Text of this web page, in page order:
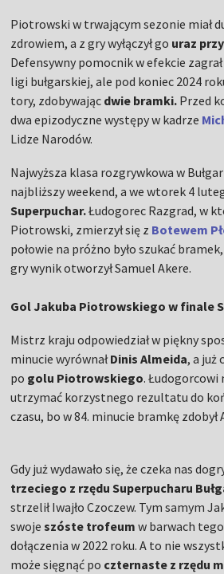
Piotrowski w trwającym sezonie miał
zdrowiem, a z gry wyłączył go uraz
Defensywny pomocnik w efekcie
ligi bułgarskiej, ale pod koniec 2024
tory, zdobywając dwie bramki. Przed
dwa epizodyczne występy w kadrze
Lidze Narodów.
Najwyższa klasa rozgrywkowa w
najbliższy weekend, a we wtorek 4
Superpuchar.Łudogorec Razgrad, w
Piotrowski, zmierzył się z Botewem
połowie na próżno było szukać
gry wynik otworzył Samuel Akere.
Gol Jakuba Piotrowskiego w finale
Mistrz kraju odpowiedział w piękny
minucie wyrównałDinis Almeida, a już
po golu Piotrowskiego. Łudogorcowi
utrzymać korzystnego rezultatu do
czasu, bo w 84. minucie bramkę zdobył
Gdy już wydawało się, że czeka nas
trzeciego z rzędu Superpucharu
strzelił Iwajło Czoczew. Tym samym
swojeszóste trofeum w barwach tego
dołączenia w 2022 roku. A to nie
może sięgnąć po czternaste z rzędu